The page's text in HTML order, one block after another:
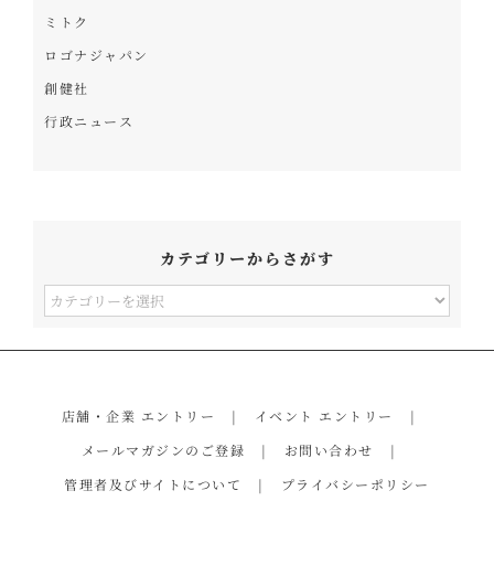
ミトク
ロゴナジャパン
創健社
行政ニュース
カテゴリーからさがす
カ
店舗・企業 エントリー
イベント エントリー
メールマガジンのご登録
お問い合わせ
管理者及びサイトについて
プライバシーポリシー